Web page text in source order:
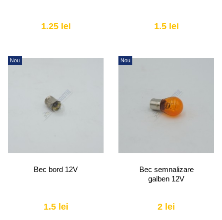
1.25 lei 1.5 lei
Nou
Bec bord 12V
1.5 lei
Nou
Bec semnalizare
galben 12V
2 lei